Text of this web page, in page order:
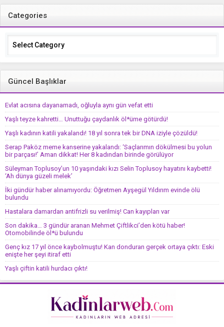
Categories
Categories
Güncel Başlıklar
Evlat acısına dayanamadı, oğluyla aynı gün vefat etti
Yaşlı teyze kahretti… Unuttuğu çaydanlık öl*üme götürdü!
Yaşlı kadının katili yakalandı! 18 yıl sonra tek bir DNA iziyle çözüldü!
Serap Paköz meme kanserine yakalandı: ‘Saçlarımın dökülmesi bu yolun
bir parçası!’ Aman dikkat! Her 8 kadından birinde görülüyor
Süleyman Toplusoy’un 10 yaşındaki kızı Selin Toplusoy hayatını kaybetti!
‘Ah dünya güzeli melek’
İki gündür haber alınamıyordu: Öğretmen Ayşegül Yıldırım evinde ölü
bulundu
Hastalara damardan antifrizli su verilmiş! Can kayıpları var
Son dakika… 3 gündür aranan Mehmet Çiftlikci’den kötü haber!
Otomobilinde öl*ü bulundu
Genç kız 17 yıl önce kaybolmuştu! Kan donduran gerçek ortaya çıktı: Eski
enişte her şeyi itiraf etti
Yaşlı çiftin katili hurdacı çıktı!